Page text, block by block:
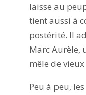
laisse au
tient aussi à
postérité. Il
Marc Aurèle,
mêle de
Peu à peu,